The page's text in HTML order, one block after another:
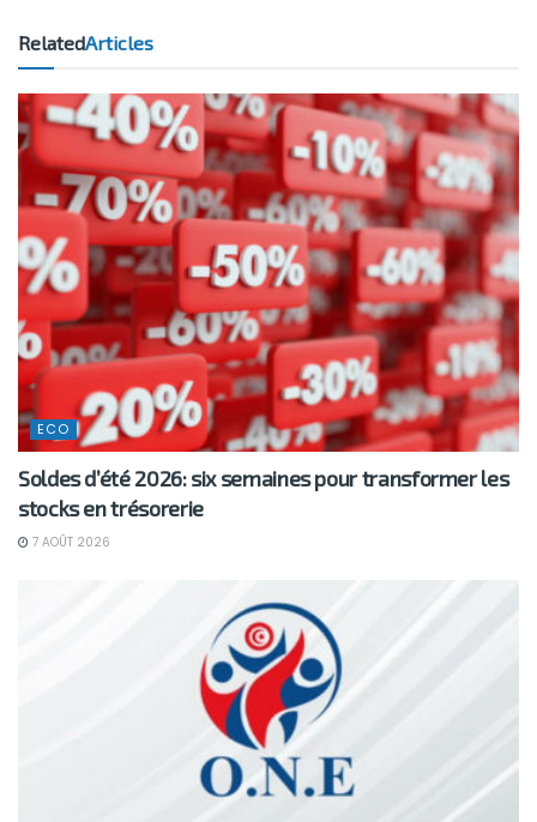
RelatedArticles
ECO
Soldes d’été 2026: six semaines pour transformer les
stocks en trésorerie
7 AOÛT 2026